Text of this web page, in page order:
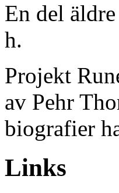
En del
h.
Projekt
av Pehr
biografier
Links